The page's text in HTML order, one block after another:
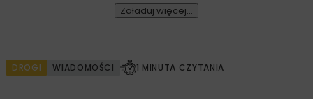
Załaduj więcej...
DROGI WIADOMOŚCI 1 MINUTA CZYTANIA